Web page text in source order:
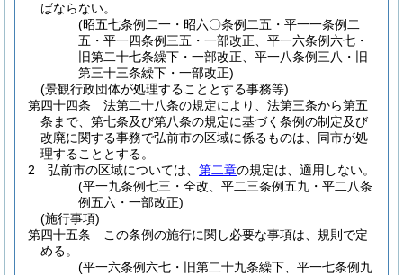
ばならない。
(昭五七条例二一・昭六〇条例二五・平一一条例二
五・平一四条例三五・一部改正、平一六条例六七・
旧第二十七条繰下・一部改正、平一八条例三八・旧
第三十三条繰下・一部改正)
(景観行政団体が処理することとする事務等)
第四十四条
法第二十八条の規定により、法第三条から第五
条まで、第七条及び第八条の規定に基づく条例の制定及び
改廃に関する事務で弘前市の区域に係るものは、同市が処
理することとする。
2
弘前市の区域については、 第二章の規定は、適用しない。
(平一九条例七三・全改、平二三条例五九・平二八条
例五六・一部改正)
(施行事項)
第四十五条
この条例の施行に関し必要な事項は、規則で定
める。
(平一六条例六七・旧第二十九条繰下、平一七条例九